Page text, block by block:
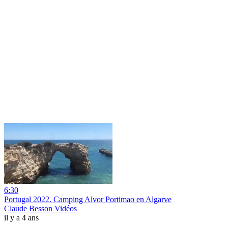
6:30
Portugal 2022. Camping Alvor Portimao en Algarve
Claude Besson Vidéos
il y a 4 ans